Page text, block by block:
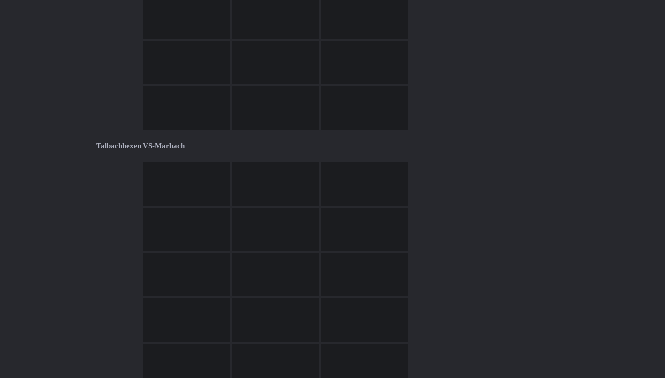
Talbachhexen VS-Marbach